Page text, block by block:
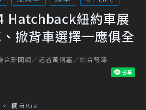
Hatchback紐約車展
掀背車選擇一應俱全
合新聞網／記者黃俐嘉／綜合報導
摘自Kia